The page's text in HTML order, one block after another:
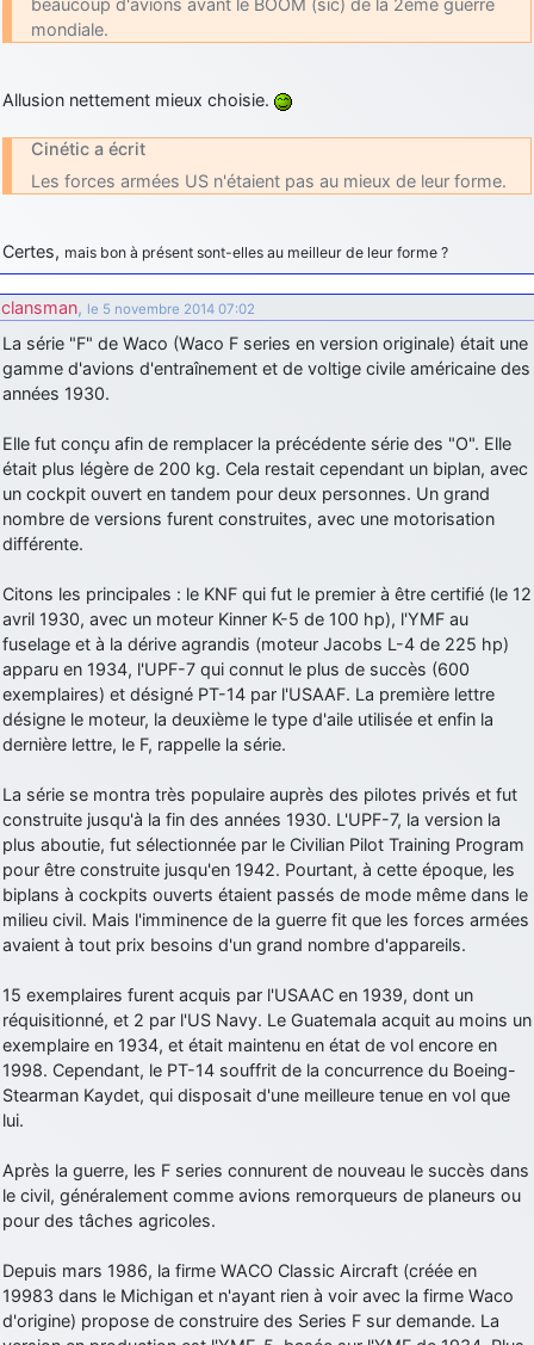
beaucoup d'avions avant le BOOM (sic) de la 2ème guerre
mondiale.
Allusion nettement mieux choisie.
Cinétic a écrit
Les forces armées US n'étaient pas au mieux de leur forme.
Certes, mais bon à présent sont-elles au meilleur de leur forme ?
clansman, le 5 novembre 2014 07:02
La série "F" de Waco (Waco F series en version originale) était une
gamme d'avions d'entraînement et de voltige civile américaine des
années 1930.
Elle fut conçu afin de remplacer la précédente série des "O". Elle
était plus légère de 200 kg. Cela restait cependant un biplan, avec
un cockpit ouvert en tandem pour deux personnes. Un grand
nombre de versions furent construites, avec une motorisation
différente.
Citons les principales : le KNF qui fut le premier à être certifié (le 12
avril 1930, avec un moteur Kinner K-5 de 100 hp), l'YMF au
fuselage et à la dérive agrandis (moteur Jacobs L-4 de 225 hp)
apparu en 1934, l'UPF-7 qui connut le plus de succès (600
exemplaires) et désigné PT-14 par l'USAAF. La première lettre
désigne le moteur, la deuxième le type d'aile utilisée et enfin la
dernière lettre, le F, rappelle la série.
La série se montra très populaire auprès des pilotes privés et fut
construite jusqu'à la fin des années 1930. L'UPF-7, la version la
plus aboutie, fut sélectionnée par le Civilian Pilot Training Program
pour être construite jusqu'en 1942. Pourtant, à cette époque, les
biplans à cockpits ouverts étaient passés de mode même dans le
milieu civil. Mais l'imminence de la guerre fit que les forces armées
avaient à tout prix besoins d'un grand nombre d'appareils.
15 exemplaires furent acquis par l'USAAC en 1939, dont un
réquisitionné, et 2 par l'US Navy. Le Guatemala acquit au moins un
exemplaire en 1934, et était maintenu en état de vol encore en
1998. Cependant, le PT-14 souffrit de la concurrence du Boeing-
Stearman Kaydet, qui disposait d'une meilleure tenue en vol que
lui.
Après la guerre, les F series connurent de nouveau le succès dans
le civil, généralement comme avions remorqueurs de planeurs ou
pour des tâches agricoles.
Depuis mars 1986, la firme WACO Classic Aircraft (créée en
19983 dans le Michigan et n'ayant rien à voir avec la firme Waco
d'origine) propose de construire des Series F sur demande. La